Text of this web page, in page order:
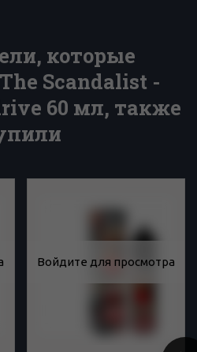
которые
Scandalist -
60 мл, также
Войдите для просмотра